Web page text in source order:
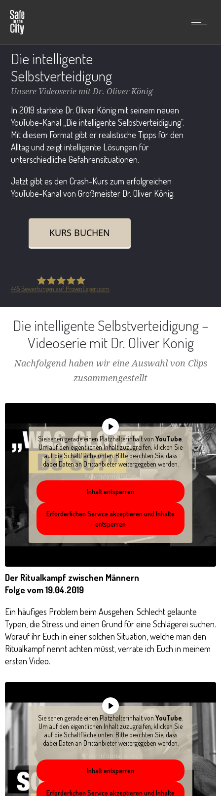
Die intelligente
Selbstverteidigung
Unsere Videoserie mit Dr. Oliver König
In 2019 startete Dr. Oliver König mit seinem neuen
YouTube-Kanal „Die intelligente Selbstverteidigung“.
Mit diesem Format gibt er realistische Tipps für den
Alltag und zeigt intelligente Lösungen für
unterschiedliche Gefahrensituationen.
Jetzt gibt es den Crash-Kurs zum erfolgreichen
YouTube-Kanal von Großmeister Dr. Oliver König.
KURS BUCHEN
Safe in the City GmbH
445 Bewertungen auf ProvenExpert.com
Die intelligente Selbstverteidigung –
Videoserie mit Dr. Oliver König
Nachfolgend haben wir eine Auswahl von Clips
zusammengestellt
Sie sehen gerade einen Platzhalterinhalt von YouTube
Um auf den eigentlichen Inhalt zuzugreifen, klicken Sie
auf die Schaltfläche unten. Bitte beachten Sie, dass
dabei Daten an Drittanbieter weitergegeben werden.
Mehr Informationen
Inhalt entsperren
Erforderlichen Service akzeptieren und Inhalte
entsperren
Der Ritualkampf zwischen Männern
Folge vom 19.04.2019
Ein häufiges Problem beim Ausgehen: Schlecht gelaunte
Typen, die Stress und einen Grund für eine Schlägerei suchen.
Worauf ihr Euch in einer solchen Situation, welche man den
Ritualkampf nennt achten müsst, verrate ich Euch in meinem
ersten Video.
Sie sehen gerade einen Platzhalterinhalt von YouTube
Um auf den eigentlichen Inhalt zuzugreifen, klicken Sie
auf die Schaltfläche unten. Bitte beachten Sie, dass
dabei Daten an Drittanbieter weitergegeben werden.
Mehr Informationen
Inhalt entsperren
Erforderlichen Service akzeptieren und Inhalte